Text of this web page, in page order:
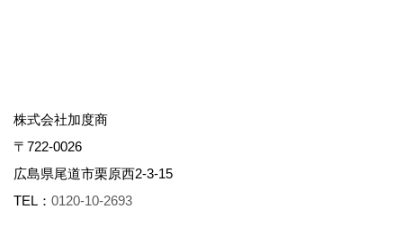
株式会社加度商
〒722-0026
広島県尾道市栗原西2-3-15
TEL： 0120-10-2693